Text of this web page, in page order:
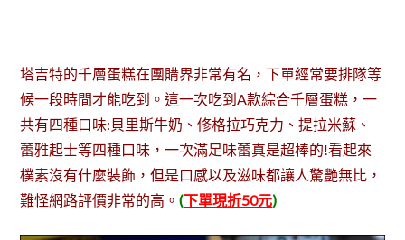
塔吉特的千層蛋糕在團購界非常有名，下單經常要排隊等
候一段時間才能吃到。這一次吃到A款綜合千層蛋糕，一
共有四種口味:貝里斯牛奶、修格拉巧克力、提拉米蘇、
蕾雅起士等四種口味，一次滿足味蕾真是超棒的!看起來
樸素沒有什麼裝飾，但是口感以及滋味都讓人驚艷無比，
難怪網路評價非常的高。(下單現折50元)